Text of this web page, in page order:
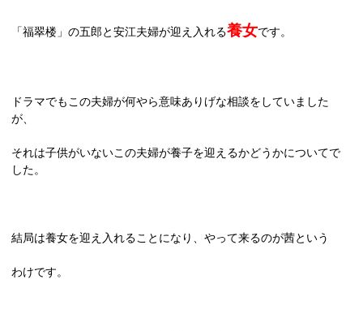
「福翠楼」の五郎と安江夫婦が迎え入れる養女です。
ドラマでもこの夫婦が何やら意味ありげな相談をしていました
が、
それは子供がいないこの夫婦が養子を迎えるかどうかについてで
した。
結局は養女を迎え入れることになり、やって来るのが茜という
わけです。